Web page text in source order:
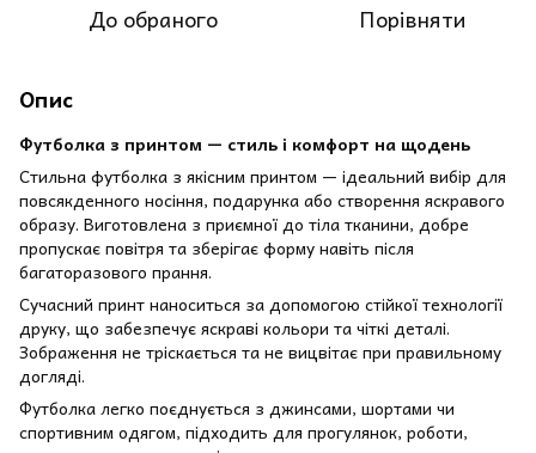
До обраного Порівняти
Опис
Футболка з принтом — стиль і комфорт на щодень
Стильна футболка з якісним принтом — ідеальний вибір для
повсякденного носіння, подарунка або створення яскравого
образу. Виготовлена з приємної до тіла тканини, добре
пропускає повітря та зберігає форму навіть після
багаторазового прання.
Сучасний принт наноситься за допомогою стійкої технології
друку, що забезпечує яскраві кольори та чіткі деталі.
Зображення не тріскається та не вицвітає при правильному
догляді.
Футболка легко поєднується з джинсами, шортами чи
спортивним одягом, підходить для прогулянок, роботи,